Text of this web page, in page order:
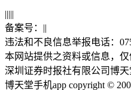
|||||
备案号： ||
违法和不良信息举报电话：
本网站提供之资料或信息，
深圳证券时报社有限公司博
博天堂手机app copyright ©